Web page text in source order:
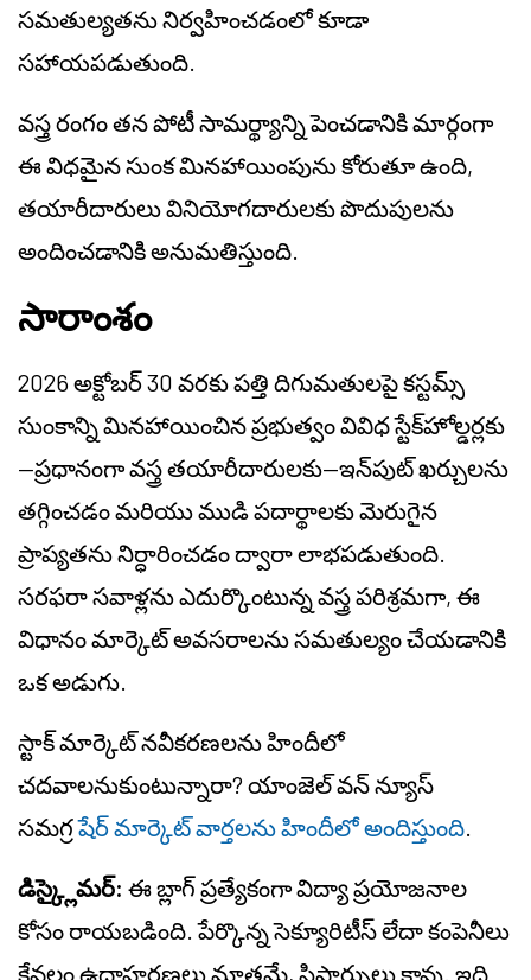
సమతుల్యతను నిర్వహించడంలో కూడా
సహాయపడుతుంది.
వస్త్ర రంగం తన పోటీ సామర్థ్యాన్ని పెంచడానికి మార్గంగా
ఈ విధమైన సుంక మినహాయింపును కోరుతూ ఉంది,
తయారీదారులు వినియోగదారులకు పొదుపులను
అందించడానికి అనుమతిస్తుంది.
సారాంశం
2026 అక్టోబర్ 30 వరకు పత్తి దిగుమతులపై కస్టమ్స్
సుంకాన్ని మినహాయించిన ప్రభుత్వం వివిధ స్టేక్‌హోల్డర్లకు
—ప్రధానంగా వస్త్ర తయారీదారులకు—ఇన్‌పుట్ ఖర్చులను
తగ్గించడం మరియు ముడి పదార్థాలకు మెరుగైన
ప్రాప్యతను నిర్ధారించడం ద్వారా లాభపడుతుంది.
సరఫరా సవాళ్లను ఎదుర్కొంటున్న వస్త్ర పరిశ్రమగా, ఈ
విధానం మార్కెట్ అవసరాలను సమతుల్యం చేయడానికి
ఒక అడుగు.
స్టాక్ మార్కెట్ నవీకరణలను హిందీలో
చదవాలనుకుంటున్నారా? యాంజెల్ వన్ న్యూస్
సమగ్రషేర్ మార్కెట్ వార్తలను హిందీలో అందిస్తుంది.
డిస్క్లైమర్: ఈ బ్లాగ్ ప్రత్యేకంగా విద్యా ప్రయోజనాల
కోసం రాయబడింది. పేర్కొన్న సెక్యూరిటీస్ లేదా కంపెనీలు
కేవలం ఉదాహరణలు మాత్రమే, సిఫార్సులు కావు. ఇది